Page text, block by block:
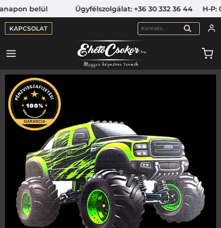
Ügyfélszolgálat: +36 30 332 36 44 H-P:
KAPCSOLAT KERESÉS